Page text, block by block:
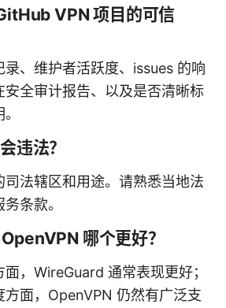
VPN 项目的可信
、维护者活跃度、issues 的响
安全审计报告、以及是否清晰标
违法？
法辖区和用途。请熟悉当地法
条款。
哪个更好？
，WireGuard 通常表现更好；
方面，OpenVPN 仍然有广泛支